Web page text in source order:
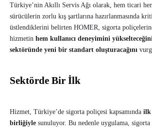
Türkiye’nin Akıllı Servis Ağı olarak, hem ticari
sürücülerin zorlu kış şartlarına hazırlanmasında
üstlendiklerini belirten HOMER, sigorta
hizmetin hem kullanıcı deneyimini
sektöründe yeni bir standart oluşturacağını
Sektörde Bir İlk
Hizmet, Türkiye’de sigorta poliçesi kapsamında ilk
birliğiyle sunuluyor. Bu nedenle uygulama,